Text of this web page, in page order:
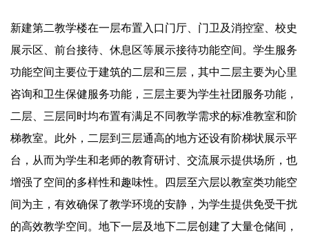
新建第二教学楼在一层布置入口门厅、门卫及消控室、校史
展示区、前台接待、休息区等展示接待功能空间。学生服务
功能空间主要位于建筑的二层和三层，其中二层主要为心里
咨询和卫生保健服务功能，三层主要为学生社团服务功能，
二层、三层同时均布置有满足不同教学需求的标准教室和阶
梯教室。此外，二层到三层通高的地方还设有阶梯状展示平
台，从而为学生和老师的教育研讨、交流展示提供场所，也
增强了空间的多样性和趣味性。四层至六层以教室类功能空
间为主，有效确保了教学环境的安静，为学生提供免受干扰
的高效教学空间。地下一层及地下二层创建了大量仓储间，